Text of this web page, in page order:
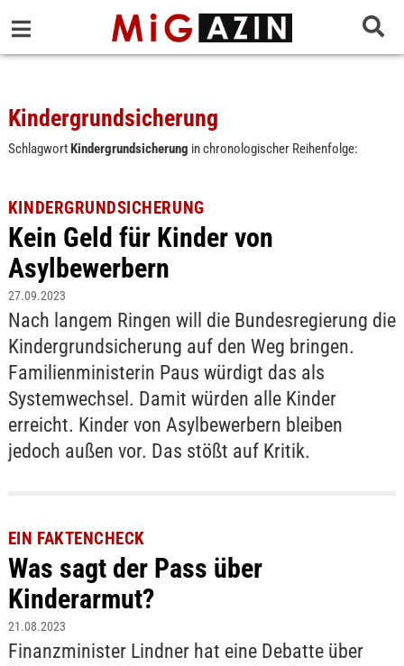
Kindergrundsicherung
SchlagwortKindergrundsicherung in chronologischer Reihenfolge:
KINDERGRUNDSICHERUNG
Kein Geld für Kinder von
Asylbewerbern
27.09.2023
Nach langem Ringen will die Bundesregierung die
Kindergrundsicherung auf den Weg bringen.
Familienministerin Paus würdigt das als
Systemwechsel. Damit würden alle Kinder
erreicht. Kinder von Asylbewerbern bleiben
jedoch außen vor. Das stößt auf Kritik.
EIN FAKTENCHECK
Was sagt der Pass über
Kinderarmut?
21.08.2023
Finanzminister Lindner hat eine Debatte über